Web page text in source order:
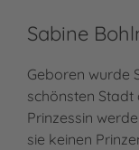
Sabine
Geboren wurde
schönsten
Prinzessin
sie keinen